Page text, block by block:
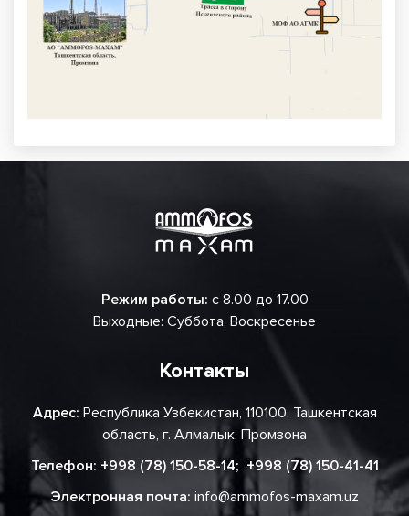
Режим работы: с 8.00 до 17.00
Выходные: Суббота, Воскресенье
Контакты
Адрес: Республика Узбекистан, 110100, Ташкентская
область, г. Алмалык, Промзона
Телефон: +998 (78) 150-58-14; +998 (78) 150-41-41
Электронная почта: info@ammofos-maxam.uz